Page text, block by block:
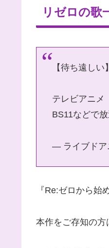
リゼロの歌
【待ち遠し
テレビアニメ
BS11などで
— ライブドア
『Re:ゼロから始
本作をご存知の方